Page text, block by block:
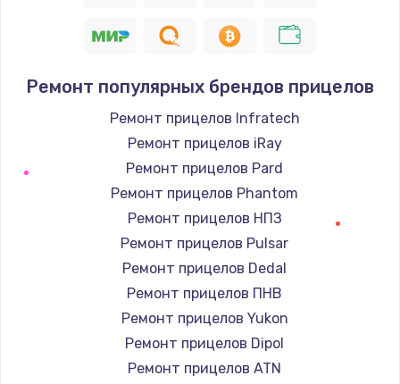
Ремонт популярных брендов прицелов
Ремонт прицелов Infratech
Ремонт прицелов iRay
Ремонт прицелов Pard
Ремонт прицелов Phantom
Ремонт прицелов НПЗ
Ремонт прицелов Pulsar
Ремонт прицелов Dedal
Ремонт прицелов ПНВ
Ремонт прицелов Yukon
Ремонт прицелов Dipol
Ремонт прицелов ATN